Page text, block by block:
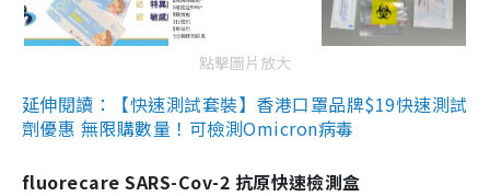
點擊圖片放大
延伸閱讀：【快速測試套裝】香港口罩品牌$19快速測試
劑優惠 無限購數量！可檢測Omicron病毒
fluorecare SARS-Cov-2 抗原快速檢測盒